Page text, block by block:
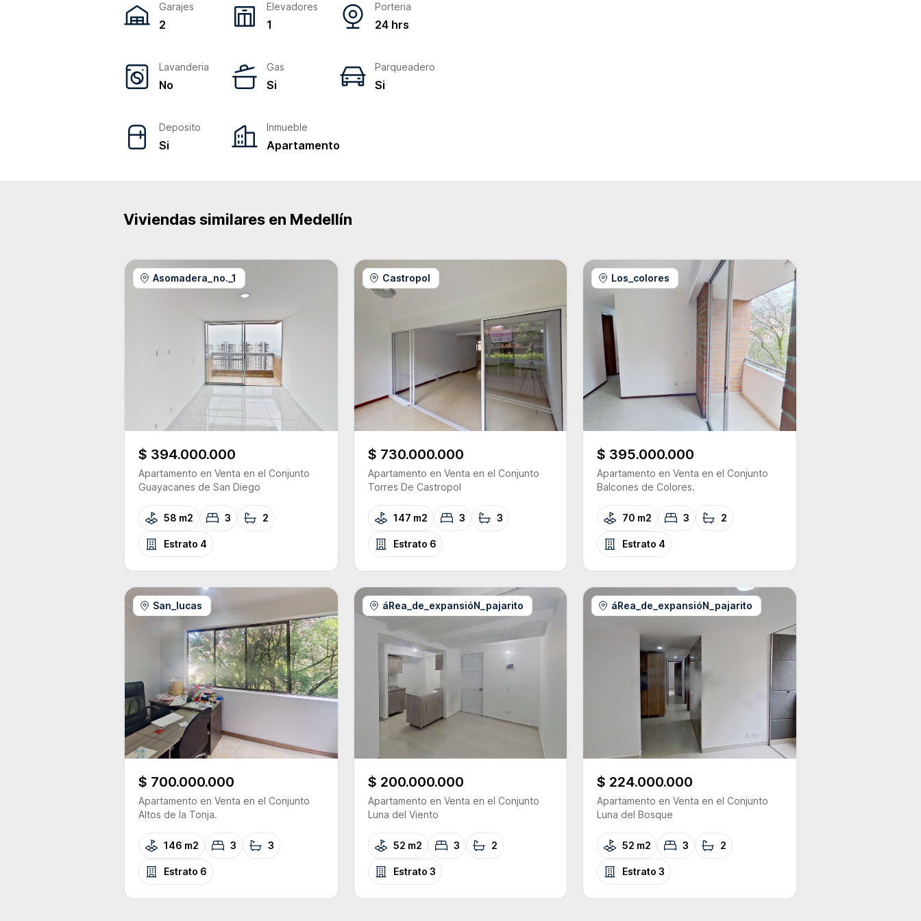
Garajes
2
Elevadores
1
Porteria
24 hrs
Lavanderia
No
Gas
Si
Parqueadero
Si
Deposito
Si
Inmueble
Apartamento
Viviendas similares en Medellín
Asomadera_no._1
$ 394.000.000
Apartamento en Venta en el Conjunto
Guayacanes de San Diego
58 m2 3 2
Estrato 4
Castropol
$ 730.000.000
Apartamento en Venta en el Conjunto
Torres De Castropol
147 m2 3 3
Estrato 6
Los_colores
$ 395.000.000
Apartamento en Venta en el Conjunto
Balcones de Colores.
70 m2 3 2
Estrato 4
San_lucas
$ 700.000.000
Apartamento en Venta en el Conjunto
Altos de la Tonja.
146 m2 3 3
Estrato 6
áRea_de_expansióN_pajarito
$ 200.000.000
Apartamento en Venta en el Conjunto
Luna del Viento
52 m2 3 2
Estrato 3
áRea_de_expansióN_pajarito
$ 224.000.000
Apartamento en Venta en el Conjunto
Luna del Bosque
52 m2 3 2
Estrato3